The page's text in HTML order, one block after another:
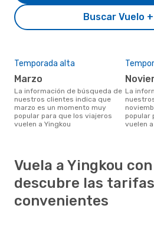
Buscar Vuelo
Temporada alta
marzo
La información de búsqueda de
nuestros clientes indica que
marzo es un momento muy
popular para que los viajeros
vuelen a Yingkou
La información de búsqueda de
popular
vuelen
Vuela a Yingkou
descubre las
convenientes